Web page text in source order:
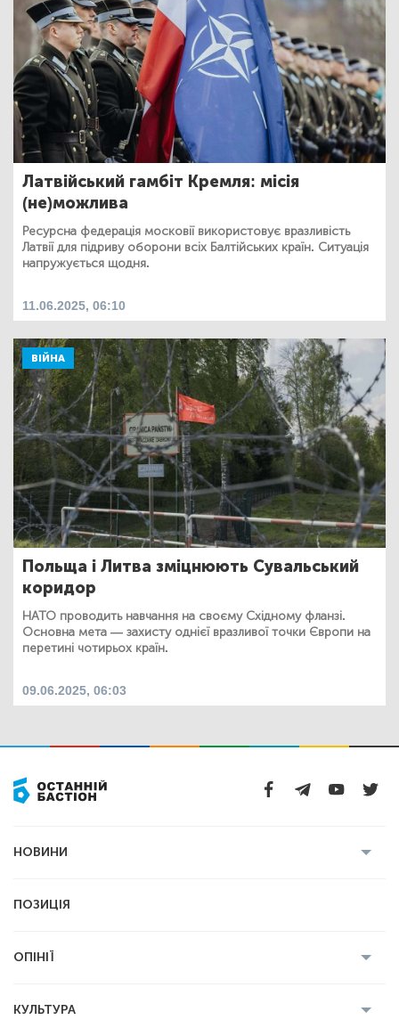
Латвійський гамбіт Кремля: місія
(не)можлива
Ресурсна федерація московії використовує вразливість
Латвії для підриву оборони всіх Балтійських країн. Ситуація
напружується щодня.
11.06.2025, 06:10
ВІЙНА
Польща і Литва зміцнюють Сувальський
коридор
НАТО проводить навчання на своєму Східному фланзі.
Основна мета — захисту однієї вразливої ​​точки Європи на
перетині чотирьох країн.
09.06.2025, 06:03
НОВИНИ
Економіка
ПОЗИЦІЯ
ОПІНІЇ
КУЛЬТУРА